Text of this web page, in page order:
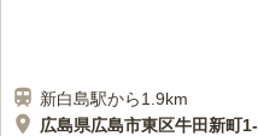
新白島駅から1.9km
広島県広島市東区牛田新町